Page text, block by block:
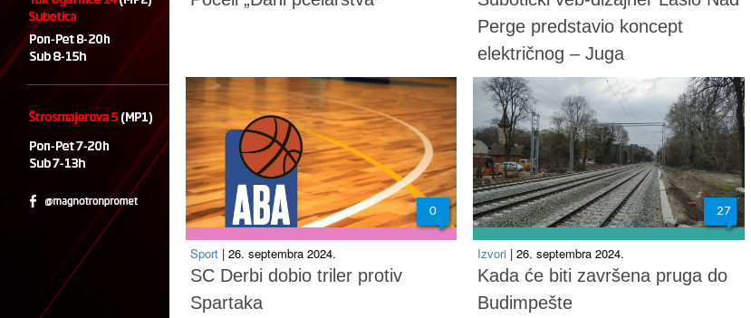
Perge predstavio koncept
električnog – Juga
0
Sport | 26. septembra 2024.
SC Derbi dobio triler protiv
Spartaka
27
Izvori | 26. septembra 2024.
Kada će biti završena pruga do
Budimpešte